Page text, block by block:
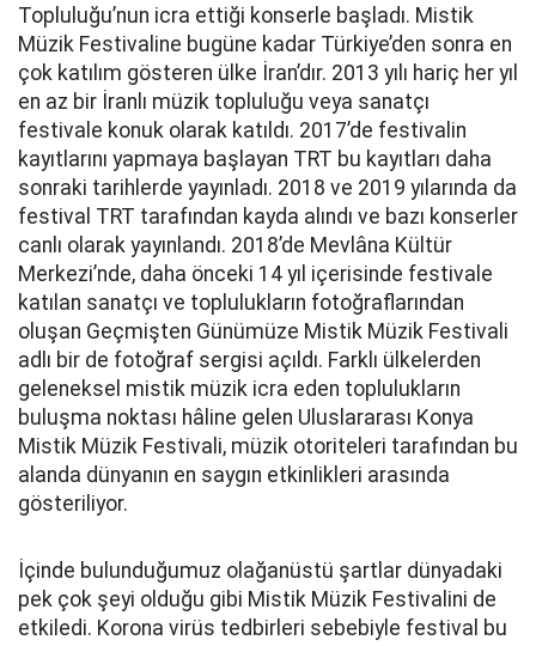
Topluluğu’nun icra ettiği konserle başladı. Mistik
Müzik Festivaline bugüne kadar Türkiye’den sonra en
çok katılım gösteren ülke İran’dır. 2013 yılı hariç her yıl
en az bir İranlı müzik topluluğu veya sanatçı
festivale konuk olarak katıldı. 2017’de festivalin
kayıtlarını yapmaya başlayan TRT bu kayıtları daha
sonraki tarihlerde yayınladı. 2018 ve 2019 yılarında da
festival TRT tarafından kayda alındı ve bazı konserler
canlı olarak yayınlandı. 2018’de Mevlâna Kültür
Merkezi’nde, daha önceki 14 yıl içerisinde festivale
katılan sanatçı ve toplulukların fotoğraflarından
oluşan Geçmişten Günümüze Mistik Müzik Festivali
adlı bir de fotoğraf sergisi açıldı. Farklı ülkelerden
geleneksel mistik müzik icra eden toplulukların
buluşma noktası hâline gelen Uluslararası Konya
Mistik Müzik Festivali, müzik otoriteleri tarafından bu
alanda dünyanın en saygın etkinlikleri arasında
gösteriliyor.
İçinde bulunduğumuz olağanüstü şartlar dünyadaki
pek çok şeyi olduğu gibi Mistik Müzik Festivalini de
etkiledi. Korona virüs tedbirleri sebebiyle festival bu